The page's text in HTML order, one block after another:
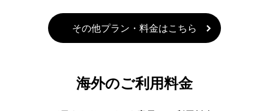
その他プラン・料金はこちら
海外のご利用料金